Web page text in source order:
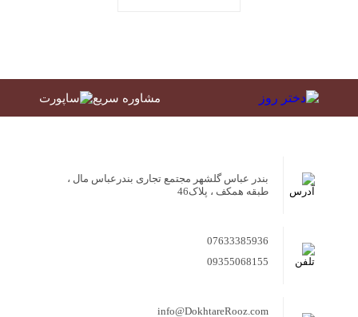
مشاوره سریع
بندر عباس گلشهر مجتمع تجاری بندرعباس مال ،
طبقه همکف ، پلاک46
07633385936
09355068155
info@DokhtareRooz.com